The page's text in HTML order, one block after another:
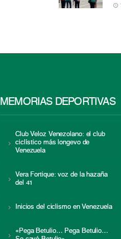
MEMORIAS DEPORTIVAS
Club Veloz Venezolano: el club
ciclístico más longevo de
Venezuela
Vera Fortique: voz de la hazaña
del 41
Inicios del ciclismo en Venezuela
«Pega Betulio… Pega Betulio…